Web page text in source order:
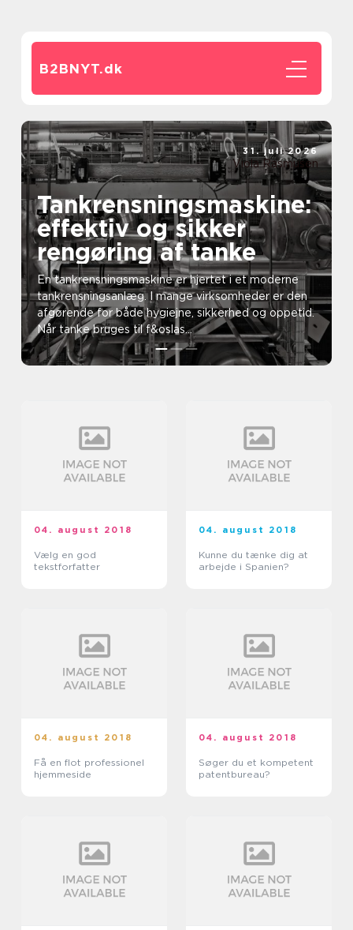
B2BNYT.dk
Tankrensningsmaskine:
effektiv og sikker
rengøring af tanke
En tankrensningsmaskine er hjertet i et moderne
tankrensningsanlæg. I mange virksomheder er den
afgørende for både hygiejne, sikkerhed og oppetid.
Når tanke bruges til f&oslas...
31. juli 2026
Viola Rasmusen
04. august 2018
Vælg en god
tekstforfatter
04. august 2018
Kunne du tænke dig at
arbejde i Spanien?
04. august 2018
Få en flot professionel
hjemmeside
04. august 2018
Søger du et kompetent
patentbureau?